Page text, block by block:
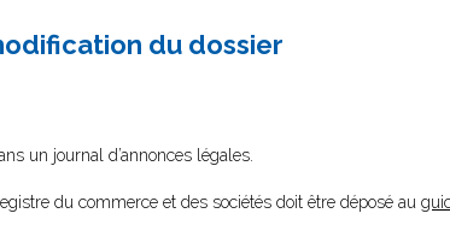
du dossier
un journal d’annonces légales.
du commerce et des sociétés doit être déposé au